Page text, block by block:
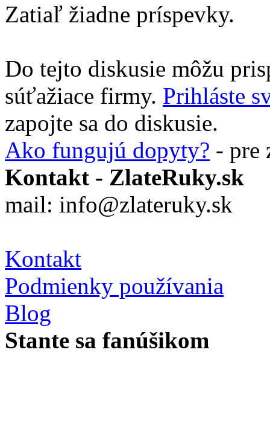
Zatiaľ žiadne príspevky.
Do tejto diskusie môžu
súťažiace firmy. Prihláste
zapojte sa do diskusie.
Ako fungujú dopyty? - pre
Kontakt - ZlateRuky.sk
mail: info@zlateruky.sk
Kontakt
Podmienky používania
Blog
Stante sa fanúšikom